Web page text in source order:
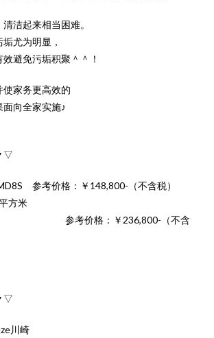
洁起来相当困难。
尤为明显，
避免污垢积聚＾＾！
使家务更高效的
向全家实施♪
参考价格：￥148,800-（不含税）
方米
价格：￥236,800-（不含
川崎